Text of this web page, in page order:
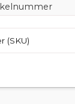
(SKU)